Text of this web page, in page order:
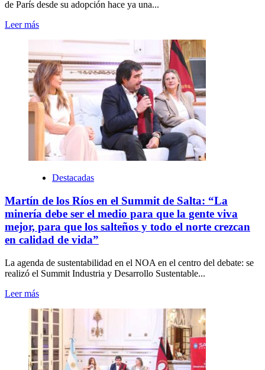
de París desde su adopción hace ya una...
Leer más
Destacadas
Martín de los Ríos en el Summit de Salta: “La
minería debe ser el medio para que la gente viva
mejor, para que los salteños y todo el norte crezcan
en calidad de vida”
La agenda de sustentabilidad en el NOA en el centro del debate: se
realizó el Summit Industria y Desarrollo Sustentable...
Leer más